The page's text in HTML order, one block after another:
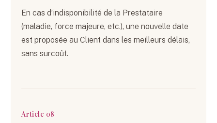
En cas d’indisponibilité de la Prestataire
(maladie, force majeure, etc.), une nouvelle date
est proposée au Client dans les meilleurs délais,
sans surcoût.
Article 08